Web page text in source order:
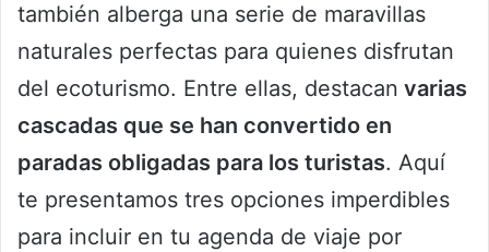
también alberga una serie de maravillas
naturales perfectas para quienes disfrutan
del ecoturismo. Entre ellas, destacan varias
cascadas que se han convertido en
paradas obligadas para los turistas. Aquí
te presentamos tres opciones imperdibles
para incluir en tu agenda de viaje por